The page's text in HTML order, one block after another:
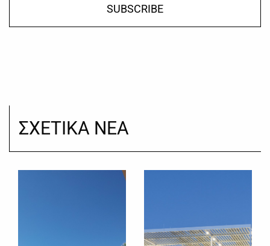
SUBSCRIBE
ΣΧΕΤΙΚΑ ΝΕΑ